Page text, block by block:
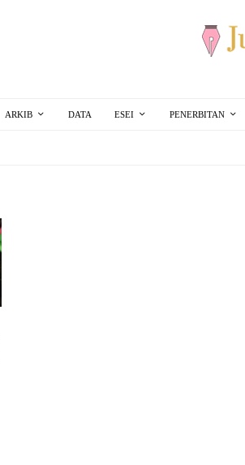
ARKIB DATA ESEI PENERBITAN